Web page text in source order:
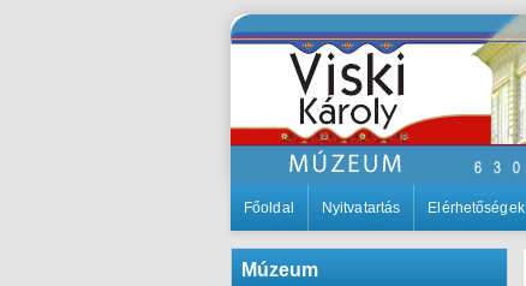
Főoldal Nyitvatartás Elérhetőségek
Múzeum